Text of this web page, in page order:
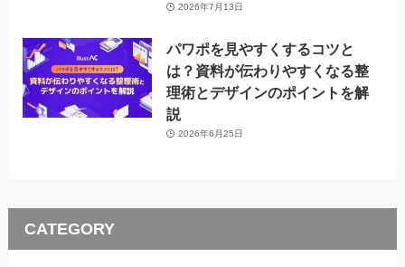
2026年7月13日
パワポを見やすくするコツと
は？資料が伝わりやすくなる整
理術とデザインのポイントを解
説
2026年6月25日
CATEGORY